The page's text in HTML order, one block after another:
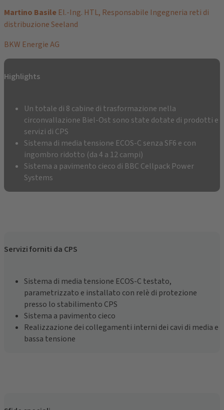
Martino Basile El.-Ing. HTL, Responsabile Ingegneria reti di
distribuzione Seeland
BKW Energie AG
Highlights
Un totale di 8 cabine di trasformazione nella
circonvallazione Biel-Ost sono state dotate di prodotti e
servizi di CPS
Sistema di media tensione ECOS-C senza SF6 e con
ingombro ridotto (da 4 a 12 campi)
Sistema a pavimento cieco di BBC Cellpack Power
Systems
Servizi forniti da CPS
Sistema di media tensione ECOS-C testato,
parametrizzato e installato con relè di protezione
presso lo stabilimento CPS
Sistema a pavimento cieco
Realizzazione dei collegamenti interni dei cavi di media e
bassa tensione